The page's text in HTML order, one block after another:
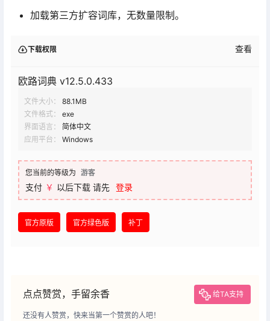
加载第三方扩容词库，无数量限制。
下载权限 查看
欧路词典 v12.5.0.433
文件大小：
88.1MB
文件格式：
exe
界面语言：
简体中文
应用平台：
Windows
您当前的等级为 游客
支付 ￥ 以后下载 请先 登录
官方原版 官方绿色版 补丁
点点赞赏，手留余香 给TA支持
还没有人赞赏，快来当第一个赞赏的人吧！